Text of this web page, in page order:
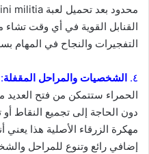
القنابل القوية في أي وقت
التفجيرات والنجاح في المهام
٤. الشخصيات والمراحل المقفلة:
الحمراء ستتمكن من فتح
دون الحاجة إلى تجميع النقاط
مهكرة الزرقاء الأصلية هذا
إضافي رائع وتنوع للمراحل